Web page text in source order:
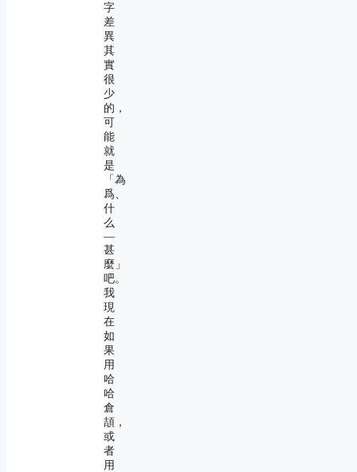
字
差
異
其
實
很
少
的，
可
能
就
是
「為
爲、
什
么
―
甚
麼」
吧。
我
現
在
如
果
用
哈
哈
倉
頡，
或
者
用